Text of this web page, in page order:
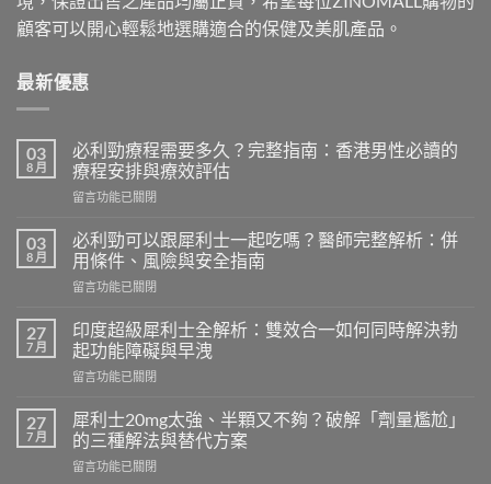
顧客可以開心輕鬆地選購適合的保健及美肌產品。
最新優惠
03
8 月
必利勁療程需要多久？完整指南：香港男性必讀的
療程安排與療效評估
在
利
勁
療
程
要
多
久？
完
指
南：
港
留言功能已關閉
03
8 月
必利勁可以跟犀利士一起吃嗎？醫師完整解析：併
用條件、風險與安全指南
在
利
勁
可
以
犀
利
士
一
留言功能已關閉
27
7 月
印度超級犀利士全解析：雙效合一如何同時解決勃
起功能障礙與早洩
在
度
超
級
犀
留言功能已關閉
27
7 月
犀利士20mg太強、半顆又不夠？破解「劑量尷尬」
的三種解法與替代方案
在
留言功能已關閉